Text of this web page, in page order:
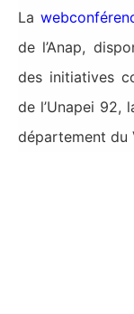
La
de l’Anap,
des initiatives
de l’Unapei 92,
département du